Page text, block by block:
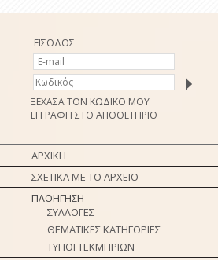
ΕΙΣΟΔΟΣ
ΞΕΧΑΣΑ ΤΟΝ ΚΩΔΙΚΟ ΜΟΥ
ΕΓΓΡΑΦΗ ΣΤΟ ΑΠΟΘΕΤΗΡΙΟ
ΑΡΧΙΚΗ
ΣΧΕΤΙΚΑ ΜΕ ΤΟ ΑΡΧΕΙΟ
ΠΛΟΗΓΗΣΗ
ΣΥΛΛΟΓΕΣ
ΘΕΜΑΤΙΚΕΣ ΚΑΤΗΓΟΡΙΕΣ
ΤΥΠΟΙ ΤΕΚΜΗΡΙΩΝ